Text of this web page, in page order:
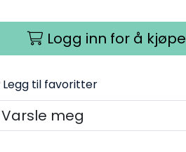
Logg inn for å kjøpe
Legg til favoritter
Varsle meg